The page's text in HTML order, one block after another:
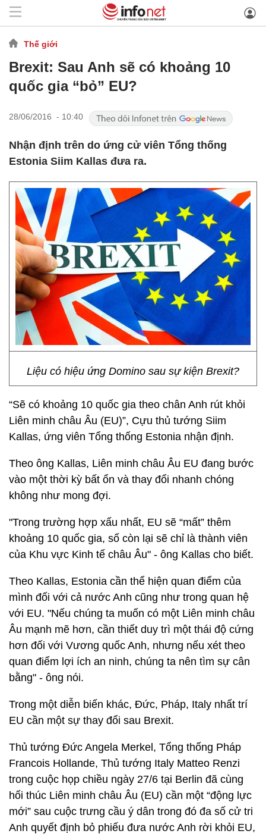
Thế giới
Brexit: Sau Anh sẽ có khoảng 10
quốc gia “bỏ” EU?
28/06/2016 - 10:40
Nhận định trên do ứng cử viên Tổng thống
Estonia Siim Kallas đưa ra.
Liệu có hiệu ứng Domino sau sự kiện Brexit?
“Sẽ có khoảng 10 quốc gia theo chân Anh rút khỏi
Liên minh châu Âu (EU)”, Cựu thủ tướng Siim
Kallas, ứng viên Tổng thống Estonia nhận định.
Theo ông Kallas, Liên minh châu Âu EU đang bước
vào một thời kỳ bất ổn và thay đổi nhanh chóng
không như mong đợi.
"Trong trường hợp xấu nhất, EU sẽ “mất” thêm
khoảng 10 quốc gia, số còn lại sẽ chỉ là thành viên
của Khu vực Kinh tế châu Âu" - ông Kallas cho biết.
Theo Kallas, Estonia cần thể hiện quan điểm của
mình đối với cả nước Anh cũng như trong quan hệ
với EU. "Nếu chúng ta muốn có một Liên minh châu
Âu mạnh mẽ hơn, cần thiết duy trì một thái độ cứng
hơn đối với Vương quốc Anh, nhưng nếu xét theo
quan điểm lợi ích an ninh, chúng ta nên tìm sự cân
bằng" - ông nói.
Trong một diễn biến khác, Đức, Pháp, Italy nhất trí
EU cần một sự thay đổi sau Brexit.
Thủ tướng Đức Angela Merkel, Tổng thống Pháp
Francois Hollande, Thủ tướng Italy Matteo Renzi
trong cuộc họp chiều ngày 27/6 tại Berlin đã cùng
hối thúc Liên minh châu Âu (EU) cần một “động lực
mới” sau cuộc trưng cầu ý dân trong đó đa số cử tri
Anh quyết định bỏ phiếu đưa nước Anh rời khỏi EU,